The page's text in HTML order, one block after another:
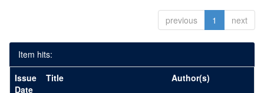
previous 1 next
Item hits:
Issue
Date
Title Author(s)